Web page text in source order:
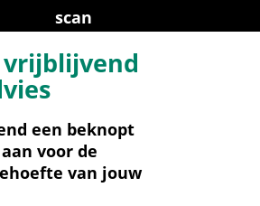
scan
een beknopt
voor de
van jouw